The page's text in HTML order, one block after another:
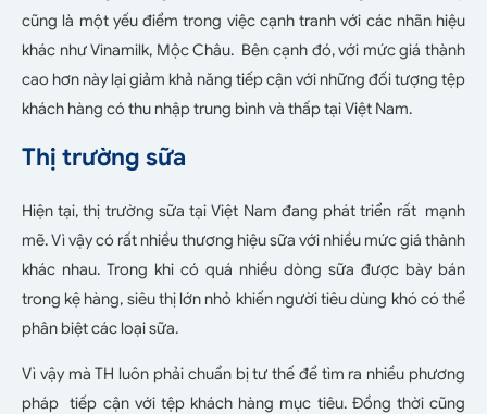
cũng là một yếu điểm trong việc cạnh tranh với các nhãn hiệu
khác như Vinamilk, Mộc Châu. Bên cạnh đó, với mức giá thành
cao hơn này lại giảm khả năng tiếp cận với những đối tượng tệp
khách hàng có thu nhập trung bình và thấp tại Việt Nam.
Thị trường sữa
Hiện tại, thị trường sữa tại Việt Nam đang phát triển rất mạnh
mẽ. Vì vậy có rất nhiều thương hiệu sữa với nhiều mức giá thành
khác nhau. Trong khi có quá nhiều dòng sữa được bày bán
trong kệ hàng, siêu thị lớn nhỏ khiến người tiêu dùng khó có thể
phân biệt các loại sữa.
Vì vậy mà TH luôn phải chuẩn bị tư thế để tìm ra nhiều phương
pháp tiếp cận với tệp khách hàng mục tiêu. Đồng thời cũng